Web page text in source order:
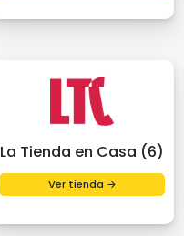
La Tienda en Casa (6)
Ver tienda →